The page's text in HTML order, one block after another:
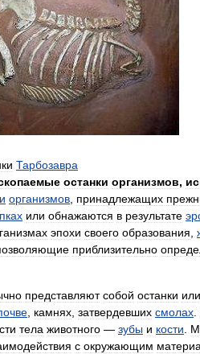
Тарбозавра
останки организмов,
организмов принадлежащих
или обнажаются в результате
эпохи своего образования
приблизительно
представляют собой останки или
камнях затвердевших смолах
тела животного — зубы и кости
с окружающим